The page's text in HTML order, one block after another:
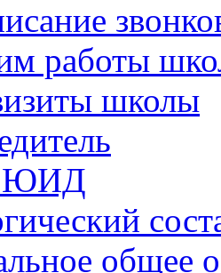
работы
школы
ЮИД
общее